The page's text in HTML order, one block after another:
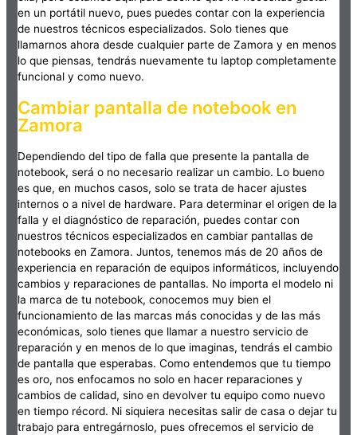
en un portátil nuevo, pues puedes contar con la experiencia
de nuestros técnicos especializados. Solo tienes que
llamarnos ahora desde cualquier parte de Zamora y en menos
lo que piensas, tendrás nuevamente tu laptop completamente
funcional y como nuevo.
Cambiar pantalla de notebook en
Zamora
Dependiendo del tipo de falla que presente la pantalla de
notebook, será o no necesario realizar un cambio. Lo bueno
es que, en muchos casos, solo se trata de hacer ajustes
internos o a nivel de hardware. Para determinar el origen de la
falla y el diagnóstico de reparación, puedes contar con
nuestros técnicos especializados en cambiar pantallas de
notebooks en Zamora. Juntos, tenemos más de 20 años de
experiencia en reparación de equipos informáticos, incluyendo
cambios y reparaciones de pantallas. No importa el modelo ni
la marca de tu notebook, conocemos muy bien el
funcionamiento de las marcas más conocidas y de las más
económicas, solo tienes que llamar a nuestro servicio de
reparación y en menos de lo que imaginas, tendrás el cambio
de pantalla que esperabas. Como entendemos que tu tiempo
es oro, nos enfocamos no solo en hacer reparaciones y
cambios de calidad, sino en devolver tu equipo como nuevo
en tiempo récord. Ni siquiera necesitas salir de casa o dejar tu
trabajo para entregárnoslo, pues ofrecemos el servicio de